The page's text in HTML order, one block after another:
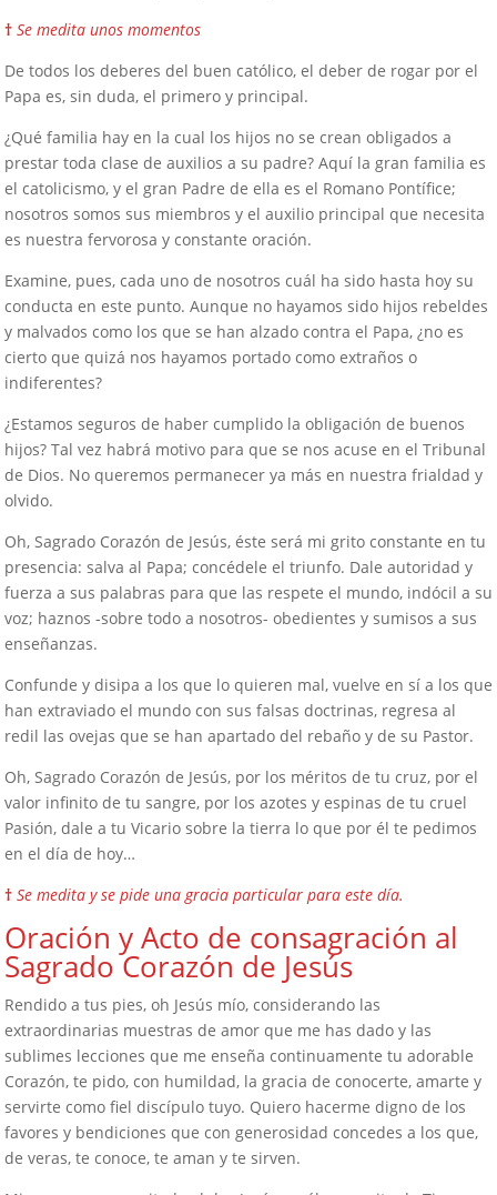
† Se medita unos momentos
De todos los deberes del buen católico, el deber de rogar por el
Papa es, sin duda, el primero y principal.
¿Qué familia hay en la cual los hijos no se crean obligados a
prestar toda clase de auxilios a su padre? Aquí la gran familia es
el catolicismo, y el gran Padre de ella es el Romano Pontífice;
nosotros somos sus miembros y el auxilio principal que necesita
es nuestra fervorosa y constante oración.
Examine, pues, cada uno de nosotros cuál ha sido hasta hoy su
conducta en este punto. Aunque no hayamos sido hijos rebeldes
y malvados como los que se han alzado contra el Papa, ¿no es
cierto que quizá nos hayamos portado como extraños o
indiferentes?
¿Estamos seguros de haber cumplido la obligación de buenos
hijos? Tal vez habrá motivo para que se nos acuse en el Tribunal
de Dios. No queremos permanecer ya más en nuestra frialdad y
olvido.
Oh, Sagrado Corazón de Jesús, éste será mi grito constante en tu
presencia: salva al Papa; concédele el triunfo. Dale autoridad y
fuerza a sus palabras para que las respete el mundo, indócil a su
voz; haznos -sobre todo a nosotros- obedientes y sumisos a sus
enseñanzas.
Confunde y disipa a los que lo quieren mal, vuelve en sí a los que
han extraviado el mundo con sus falsas doctrinas, regresa al
redil las ovejas que se han apartado del rebaño y de su Pastor.
Oh, Sagrado Corazón de Jesús, por los méritos de tu cruz, por el
valor infinito de tu sangre, por los azotes y espinas de tu cruel
Pasión, dale a tu Vicario sobre la tierra lo que por él te pedimos
en el día de hoy…
† Se medita y se pide una gracia particular para este día.
Oración y Acto de consagración al
Sagrado Corazón de Jesús
Rendido a tus pies, oh Jesús mío, considerando las
extraordinarias muestras de amor que me has dado y las
sublimes lecciones que me enseña continuamente tu adorable
Corazón, te pido, con humildad, la gracia de conocerte, amarte y
servirte como fiel discípulo tuyo. Quiero hacerme digno de los
favores y bendiciones que con generosidad concedes a los que,
de veras, te conoce, te aman y te sirven.